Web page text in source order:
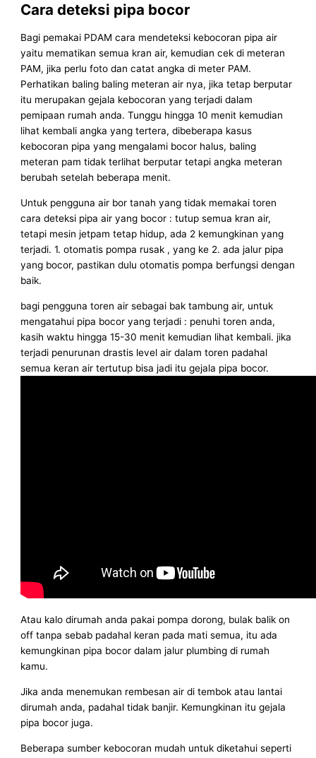
Cara deteksi pipa bocor
Bagi pemakai PDAM cara mendeteksi kebocoran pipa air
yaitu mematikan semua kran air, kemudian cek di meteran
PAM, jika perlu foto dan catat angka di meter PAM.
Perhatikan baling baling meteran air nya, jika tetap berputar
itu merupakan gejala kebocoran yang terjadi dalam
pemipaan rumah anda. Tunggu hingga 10 menit kemudian
lihat kembali angka yang tertera, dibeberapa kasus
kebocoran pipa yang mengalami bocor halus, baling
meteran pam tidak terlihat berputar tetapi angka meteran
berubah setelah beberapa menit.
Untuk pengguna air bor tanah yang tidak memakai toren
cara deteksi pipa air yang bocor : tutup semua kran air,
tetapi mesin jetpam tetap hidup, ada 2 kemungkinan yang
terjadi. 1. otomatis pompa rusak , yang ke 2. ada jalur pipa
yang bocor, pastikan dulu otomatis pompa berfungsi dengan
baik.
bagi pengguna toren air sebagai bak tambung air, untuk
mengatahui pipa bocor yang terjadi : penuhi toren anda,
kasih waktu hingga 15-30 menit kemudian lihat kembali. jika
terjadi penurunan drastis level air dalam toren padahal
semua keran air tertutup bisa jadi itu gejala pipa bocor.
Atau kalo dirumah anda pakai pompa dorong, bulak balik on
off tanpa sebab padahal keran pada mati semua, itu ada
kemungkinan pipa bocor dalam jalur plumbing di rumah
kamu.
Jika anda menemukan rembesan air di tembok atau lantai
dirumah anda, padahal tidak banjir. Kemungkinan itu gejala
pipa bocor juga.
Beberapa sumber kebocoran mudah untuk diketahui seperti